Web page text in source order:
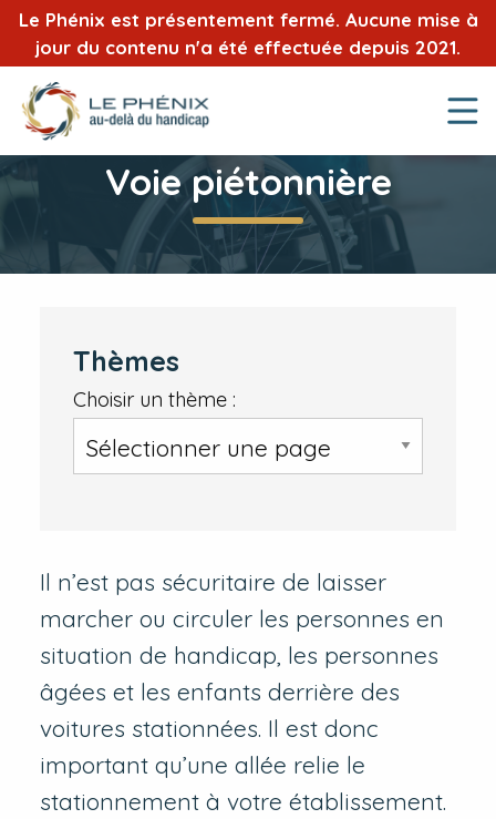
Le Phénix est présentement fermé. Aucune mise à
jour du contenu n'a été effectuée depuis 2021.
Voie piétonnière
Il n’est pas sécuritaire de laisser
marcher ou circuler les personnes en
situation de handicap, les personnes
âgées et les enfants derrière des
voitures stationnées. Il est donc
important qu’une allée relie le
stationnement à votre établissement.
Thèmes
Choisir un thème :